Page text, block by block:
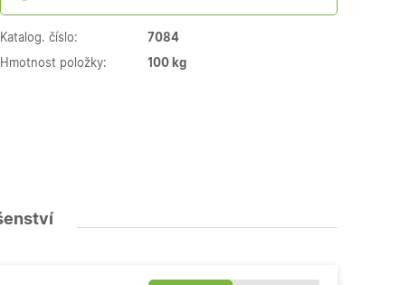
Katalog. číslo: 7084
Hmotnost položky: 100 kg